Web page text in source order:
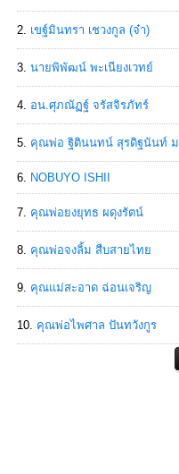
เขฐ์มินทรา เชวงกูล (จ๋า)
นายพิพัฒน์ พะเนียงเวทย์
อน.ศุภณัฏฐ์ จรัสจิรภัทร์
คุณพ่อ ฐิตินนทน์ สุรดิฐนันท์
NOBUYO ISHII
คุณพ่อยงยุทธ ผดุงรัตน์
คุณพ่อจงลิ้ม สืบสายไทย
คุณแม่สะอาด ฉ่อนเจริญ
คุณพ่อไพศาล ปันทวังกูร